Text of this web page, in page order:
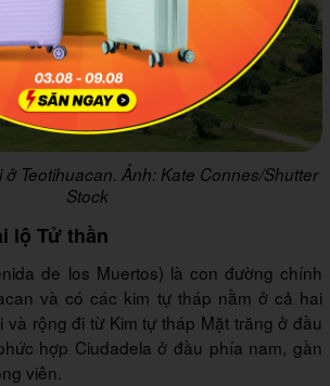
ở Teotihuacan. Ảnh: Kate Connes/Shutter
Stock
lộ Tử thần
de los Muertos) là con đường chính
và có các kim tự tháp nằm ở cả hai
và rộng đi từ Kim tự tháp Mặt trăng ở đầu
hợp Ciudadela ở đầu phía nam, gần
viên.